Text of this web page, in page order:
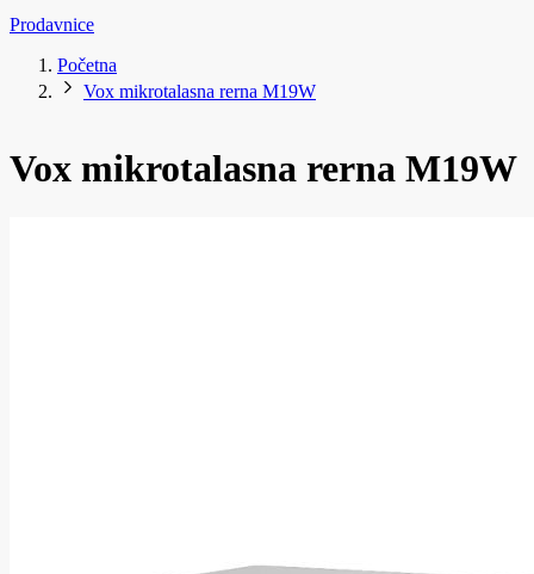
Prodavnice
Početna
Vox mikrotalasna rerna M19W
Vox mikrotalasna rerna M19W